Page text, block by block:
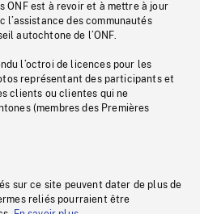
ONF est à revoir et à mettre à jour
l’assistance des communautés
autochtone de l’ONF.
l’octroi de licences pour les
représentant des participants et
clients ou clientes qui ne
(membres des Premières
sur ce site peuvent dater de plus de
reliés pourraient être